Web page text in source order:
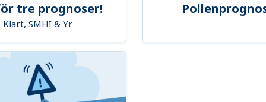
tre prognoser!
Klart, SMHI & Yr